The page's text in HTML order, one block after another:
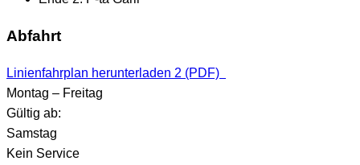
Abfahrt
Linienfahrplan herunterladen 2 (PDF)
Montag – Freitag
Gültig ab:
Samstag
Kein Service